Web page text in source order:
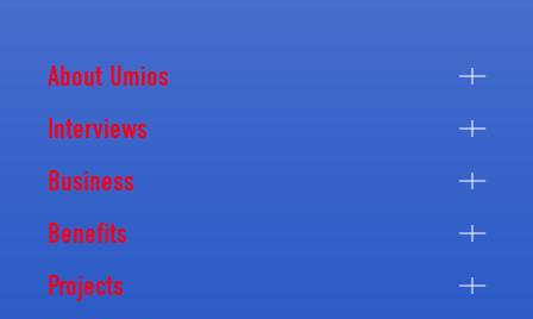
About Umios
Interviews
Business
Benefits
Projects